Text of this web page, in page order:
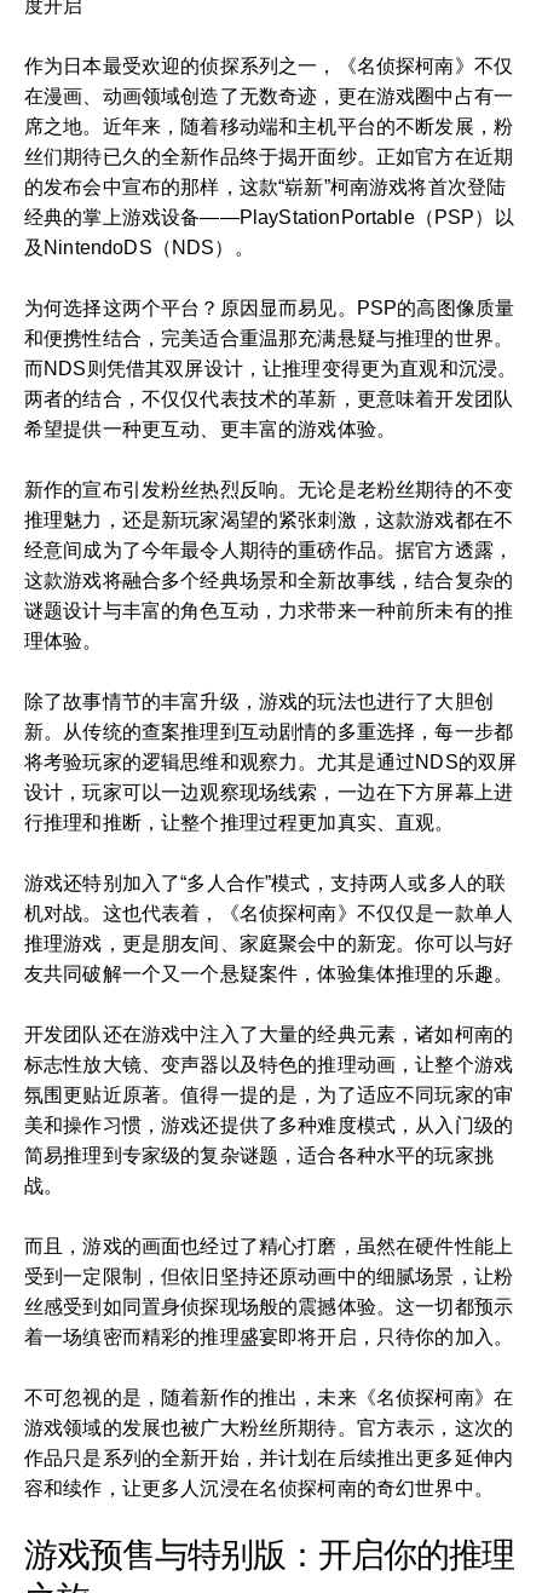
度开启
作为日本最受欢迎的侦探系列之一，《名侦探柯南》不仅
在漫画、动画领域创造了无数奇迹，更在游戏圈中占有一
席之地。近年来，随着移动端和主机平台的不断发展，粉
丝们期待已久的全新作品终于揭开面纱。正如官方在近期
的发布会中宣布的那样，这款“崭新”柯南游戏将首次登陆
经典的掌上游戏设备——PlayStationPortable（PSP）以
及NintendoDS（NDS）。
为何选择这两个平台？原因显而易见。PSP的高图像质量
和便携性结合，完美适合重温那充满悬疑与推理的世界。
而NDS则凭借其双屏设计，让推理变得更为直观和沉浸。
两者的结合，不仅仅代表技术的革新，更意味着开发团队
希望提供一种更互动、更丰富的游戏体验。
新作的宣布引发粉丝热烈反响。无论是老粉丝期待的不变
推理魅力，还是新玩家渴望的紧张刺激，这款游戏都在不
经意间成为了今年最令人期待的重磅作品。据官方透露，
这款游戏将融合多个经典场景和全新故事线，结合复杂的
谜题设计与丰富的角色互动，力求带来一种前所未有的推
理体验。
除了故事情节的丰富升级，游戏的玩法也进行了大胆创
新。从传统的查案推理到互动剧情的多重选择，每一步都
将考验玩家的逻辑思维和观察力。尤其是通过NDS的双屏
设计，玩家可以一边观察现场线索，一边在下方屏幕上进
行推理和推断，让整个推理过程更加真实、直观。
游戏还特别加入了“多人合作”模式，支持两人或多人的联
机对战。这也代表着，《名侦探柯南》不仅仅是一款单人
推理游戏，更是朋友间、家庭聚会中的新宠。你可以与好
友共同破解一个又一个悬疑案件，体验集体推理的乐趣。
开发团队还在游戏中注入了大量的经典元素，诸如柯南的
标志性放大镜、变声器以及特色的推理动画，让整个游戏
氛围更贴近原著。值得一提的是，为了适应不同玩家的审
美和操作习惯，游戏还提供了多种难度模式，从入门级的
简易推理到专家级的复杂谜题，适合各种水平的玩家挑
战。
而且，游戏的画面也经过了精心打磨，虽然在硬件性能上
受到一定限制，但依旧坚持还原动画中的细腻场景，让粉
丝感受到如同置身侦探现场般的震撼体验。这一切都预示
着一场缜密而精彩的推理盛宴即将开启，只待你的加入。
不可忽视的是，随着新作的推出，未来《名侦探柯南》在
游戏领域的发展也被广大粉丝所期待。官方表示，这次的
作品只是系列的全新开始，并计划在后续推出更多延伸内
容和续作，让更多人沉浸在名侦探柯南的奇幻世界中。
游戏预售与特别版：开启你的推理